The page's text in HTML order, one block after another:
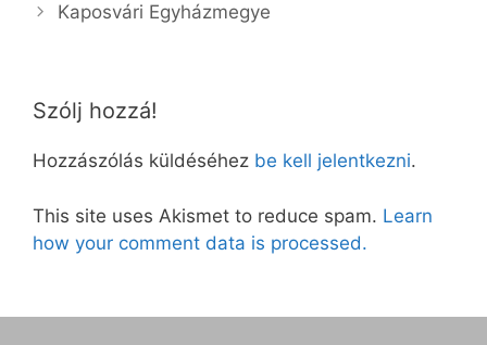
Kaposvári Egyházmegye
Szólj hozzá!
Hozzászólás küldéséhez be kell jelentkezni.
This site uses Akismet to reduce spam. Learn
how your comment data is processed.